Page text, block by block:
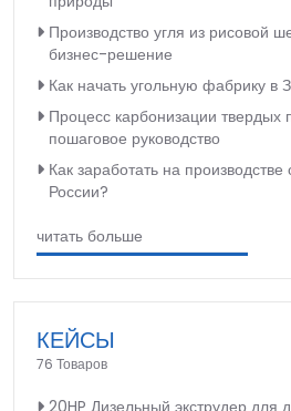
Производство угля из рисовой
бизнес-решение
Как начать угольную фабрику в
Процесс карбонизации твердых
пошаговое руководство
Как заработать на производстве
России?
читать больше
КЕЙСЫ
76 Товаров
20HP Дизельный экструдер для